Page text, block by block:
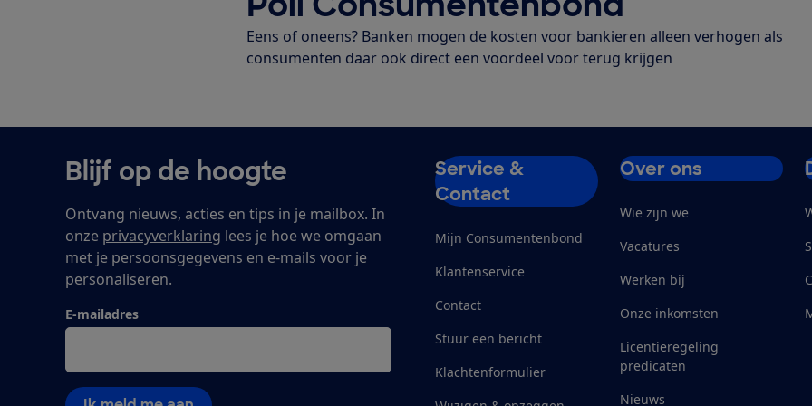
Eens of oneens? Banken mogen de kosten voor bankieren alleen verhogen als
consumenten daar ook direct een voordeel voor terug krijgen
Blijf op de hoogte
Ontvang nieuws, acties en tips in je mailbox. In
onze privacyverklaring lees je hoe we omgaan
met je persoonsgegevens en e-mails voor je
personaliseren.
E-mailadres
Service &
Contact
Mijn Consumentenbond
Klantenservice
Contact
Stuur een bericht
Klachtenformulier
Over ons
Wie zijn we
Vacatures
Werken bij
Onze inkomsten
Licentieregeling
predicaten
Nieuws